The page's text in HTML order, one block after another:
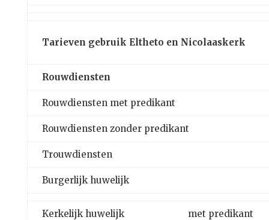
Tarieven gebruik Eltheto en Nicolaaskerk
Rouwdiensten
Rouwdiensten met predikant
Rouwdiensten zonder predikant
Trouwdiensten
Burgerlijk huwelijk
Kerkelijk huwelijk met predikant